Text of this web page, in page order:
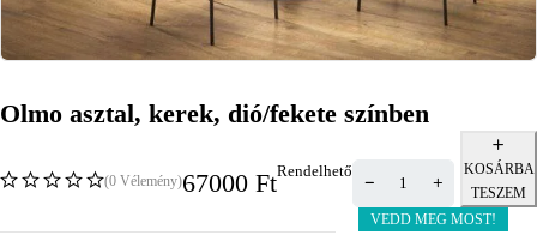
Olmo asztal, kerek, dió/fekete színben
(0 Vélemény)67000 FtRendelhető
KOSÁRBA
TESZEM
VEDD MEG MOST!